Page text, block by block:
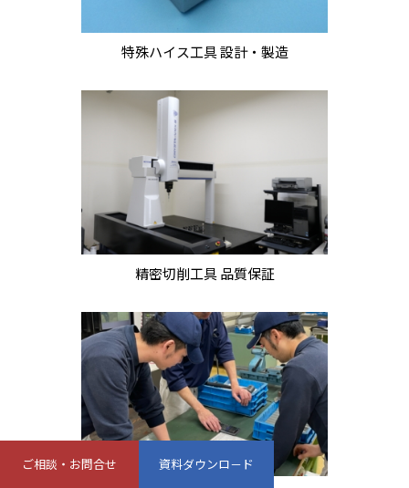
特殊ハイス工具 設計・製造
精密切削工具 品質保証
ご相談・お問合せ 資料ダウンロ－ド